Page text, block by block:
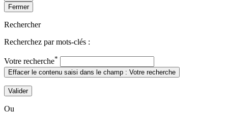
Fermer
Rechercher
Recherchez par mots-clés :
Votre recherche*
Effacer le contenu saisi dans le champ : Votre recherche
Valider
Ou